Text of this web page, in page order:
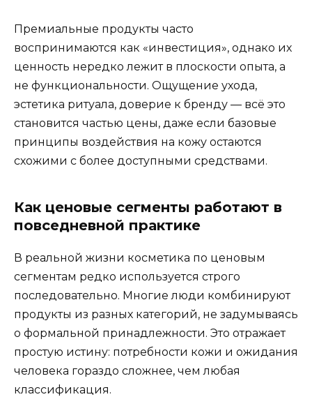
Премиальные продукты часто
воспринимаются как «инвестиция», однако их
ценность нередко лежит в плоскости опыта, а
не функциональности. Ощущение ухода,
эстетика ритуала, доверие к бренду — всё это
становится частью цены, даже если базовые
принципы воздействия на кожу остаются
схожими с более доступными средствами.
Как ценовые сегменты работают в
повседневной практике
В реальной жизни косметика по ценовым
сегментам редко используется строго
последовательно. Многие люди комбинируют
продукты из разных категорий, не задумываясь
о формальной принадлежности. Это отражает
простую истину: потребности кожи и ожидания
человека гораздо сложнее, чем любая
классификация.